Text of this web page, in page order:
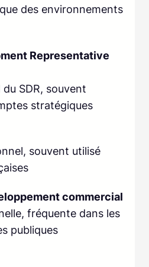
des environnements
Representative
SDR, souvent
stratégiques
souvent utilisé
commercial
fréquente dans les
publiques